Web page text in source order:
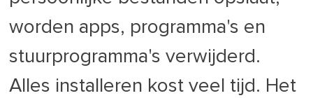
worden apps, programma's en
stuurprogramma's verwijderd.
Alles installeren kost veel tijd. Het